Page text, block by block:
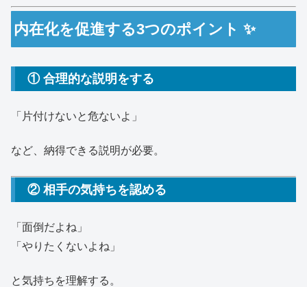
内在化を促進する3つのポイント ✨
① 合理的な説明をする
「片付けないと危ないよ」
など、納得できる説明が必要。
② 相手の気持ちを認める
「面倒だよね」
「やりたくないよね」
と気持ちを理解する。